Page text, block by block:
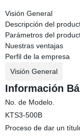
Visión General
Descripción del
Parámetros del
Nuestras ventajas
Perfil de la empresa
Visión General
Información
No. de Modelo.
KTS3-500B
Proceso de dar un